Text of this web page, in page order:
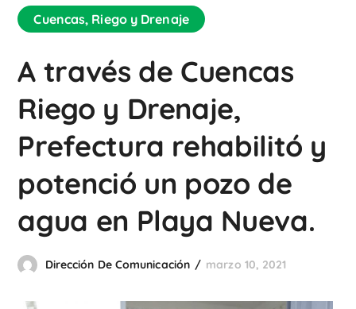
Cuencas, Riego y Drenaje
A través de Cuencas
Riego y Drenaje,
Prefectura rehabilitó y
potenció un pozo de
agua en Playa Nueva.
Dirección De Comunicación marzo 10, 2021